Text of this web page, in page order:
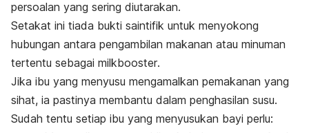
persoalan yang sering diutarakan.
Setakat ini tiada bukti saintifik untuk menyokong
hubungan antara pengambilan makanan atau minuman
tertentu sebagai milkbooster.
Jika ibu yang menyusu mengamalkan pemakanan yang
sihat, ia pastinya membantu dalam penghasilan susu.
Sudah tentu setiap ibu yang menyusukan bayi perlu: